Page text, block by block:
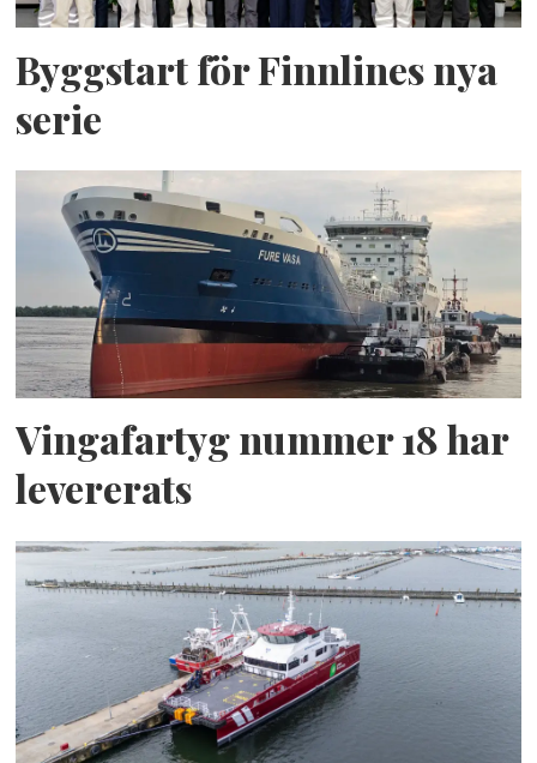
Byggstart för Finnlines nya
serie
Vingafartyg nummer 18 har
levererats